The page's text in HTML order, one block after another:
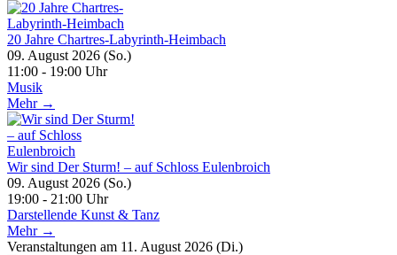
20 Jahre Chartres-Labyrinth-Heimbach
09. August 2026 (So.)
11:00 - 19:00 Uhr
Musik
Mehr →
Wir sind Der Sturm! – auf Schloss Eulenbroich
09. August 2026 (So.)
19:00 - 21:00 Uhr
Darstellende Kunst & Tanz
Mehr →
Veranstaltungen am 11. August 2026 (Di.)